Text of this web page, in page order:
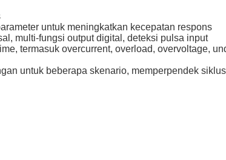
untuk meningkatkan kecepatan respons
multi-fungsi output digital, deteksi pulsa input
termasuk overcurrent, overload, overvoltage,
untuk beberapa skenario, memperpendek